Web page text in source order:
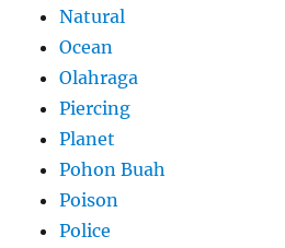
Natural
Ocean
Olahraga
Piercing
Planet
Pohon Buah
Poison
Police